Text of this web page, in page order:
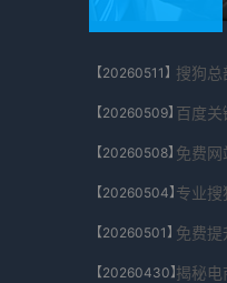
【20260511】
【20260509】
【20260508】
【20260504】
【20260501】
【20260430】